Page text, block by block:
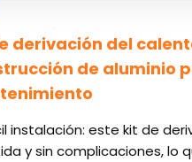
derivación del
de aluminio
instalación: este kit de
y sin complicaciones, lo